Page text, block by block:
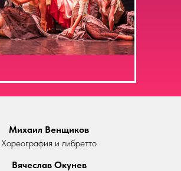
Михаил Венщиков
Хореография и либретто
Вячеслав Окунев